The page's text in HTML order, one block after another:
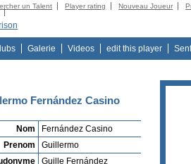
un Talent Player rating Nouveau Joueur
Galerie Videos edit this player
Fernández Casino
Nom
Fernández Casino
Prenom
Guillermo
Guille Fernández